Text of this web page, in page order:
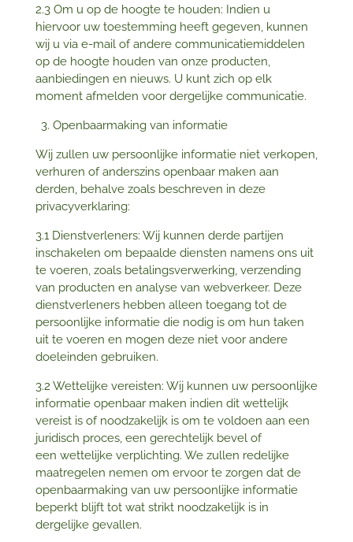
2.3 Om u op de hoogte te houden: Indien u
hiervoor uw toestemming heeft gegeven, kunnen
wij u via e-mail of andere communicatiemiddelen
op de hoogte houden van onze producten,
aanbiedingen en nieuws. U kunt zich op elk
moment afmelden voor dergelijke communicatie.
Openbaarmaking van informatie
Wij zullen uw persoonlijke informatie niet verkopen,
verhuren of anderszins openbaar maken aan
derden, behalve zoals beschreven in deze
privacyverklaring:
3.1 Dienstverleners: Wij kunnen derde partijen
inschakelen om bepaalde diensten namens ons uit
te voeren, zoals betalingsverwerking, verzending
van producten en analyse van webverkeer. Deze
dienstverleners hebben alleen toegang tot de
persoonlijke informatie die nodig is om hun taken
uit te voeren en mogen deze niet voor andere
doeleinden gebruiken.
3.2 Wettelijke vereisten: Wij kunnen uw persoonlijke
informatie openbaar maken indien dit wettelijk
vereist is of noodzakelijk is om te voldoen aan een
juridisch proces, een gerechtelijk bevel of
een wettelijke verplichting. We zullen redelijke
maatregelen nemen om ervoor te zorgen dat de
openbaarmaking van uw persoonlijke informatie
beperkt blijft tot wat strikt noodzakelijk is in
dergelijke gevallen.